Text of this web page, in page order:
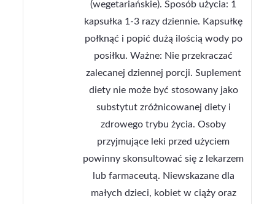
(wegetariańskie). Sposób użycia: 1
kapsułka 1-3 razy dziennie. Kapsułkę
połknąć i popić dużą ilością wody po
posiłku. Ważne: Nie przekraczać
zalecanej dziennej porcji. Suplement
diety nie może być stosowany jako
substytut zróżnicowanej diety i
zdrowego trybu życia. Osoby
przyjmujące leki przed użyciem
powinny skonsultować się z lekarzem
lub farmaceutą. Niewskazane dla
małych dzieci, kobiet w ciąży oraz